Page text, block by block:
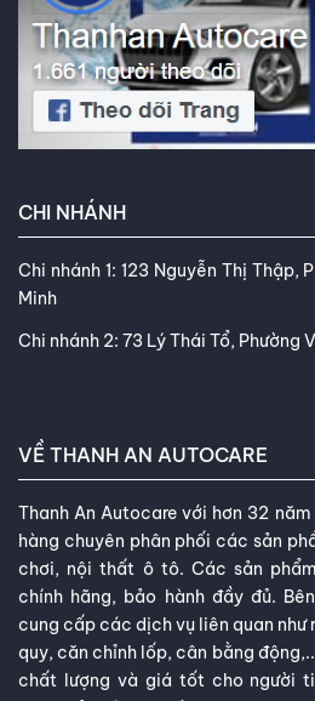
CHI NHÁNH
Chi nhánh 1: 123 Nguyễn Thị Thập,
Minh
Chi nhánh 2: 73 Lý Thái Tổ, Phường